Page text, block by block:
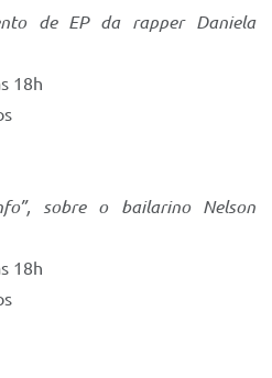
de EP da rapper Daniela
18h
sobre o bailarino Nelson
18h